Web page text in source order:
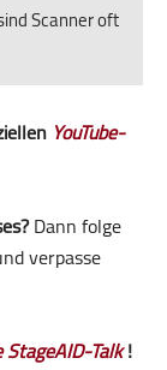
Scanner oft
YouTube-
Dann folge
verpasse
StageAID-Talk!